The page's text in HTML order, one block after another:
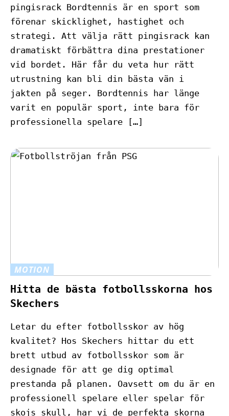
pingisrack Bordtennis är en sport som
förenar skicklighet, hastighet och
strategi. Att välja rätt pingisrack kan
dramatiskt förbättra dina prestationer
vid bordet. Här får du veta hur rätt
utrustning kan bli din bästa vän i
jakten på seger. Bordtennis har länge
varit en populär sport, inte bara för
professionella spelare […]
MOTION
Hitta de bästa fotbollsskorna hos
Skechers
Letar du efter fotbollsskor av hög
kvalitet? Hos Skechers hittar du ett
brett utbud av fotbollsskor som är
designade för att ge dig optimal
prestanda på planen. Oavsett om du är en
professionell spelare eller spelar för
skojs skull, har vi de perfekta skorna